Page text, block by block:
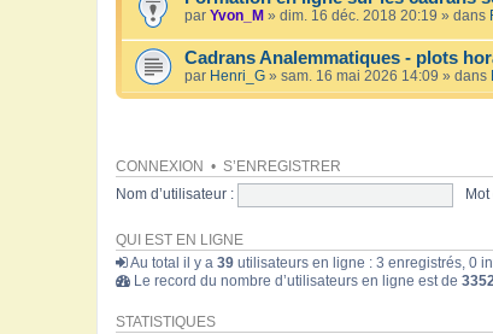
par Yvon_M » dim. 16 déc. 2018 20:19 » dans
Cadrans Analemmatiques - plots
par Henri_G » sam. 16 mai 2026 14:09 » dans
CONNEXION • S’ENREGISTRER
Nom d’utilisateur :
QUI EST EN LIGNE
Au total il y a 39 utilisateurs en ligne : 3 enregistrés, 0
Le record du nombre d’utilisateurs en ligne est de 3352
STATISTIQUES